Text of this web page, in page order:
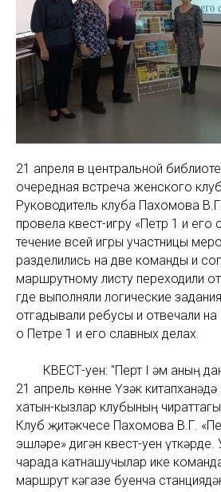
21 апреля в центральной
очередная встреча женского
Руководитель клуба Пахомова
провела квест-игру «Петр 1 и его
течение всей игры участницы
разделились на две команды и
маршрутному листу переходили
где выполняли логические
отгадывали ребусы и отвечали
о Петре 1 и его славных делах.
КВЕСТ-уен: "Перт I һәм аның
21 апрель көнне Үзәк
хатын-кызлар клубының
Клуб җитәкчесе Пахомова В.Г.
эшләре» дигән квест-уен
чарада катнашучылар ике
маршрут кәгазе буенча